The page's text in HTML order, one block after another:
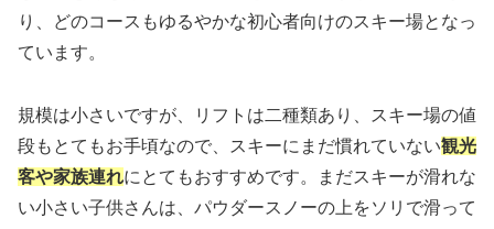
り、どのコースもゆるやかな初心者向けのスキー場となっ
ています。
規模は小さいですが、リフトは二種類あり、スキー場の値
段もとてもお手頃なので、スキーにまだ慣れていない観光
客や家族連れにとてもおすすめです。まだスキーが滑れな
い小さい子供さんは、パウダースノーの上をソリで滑って